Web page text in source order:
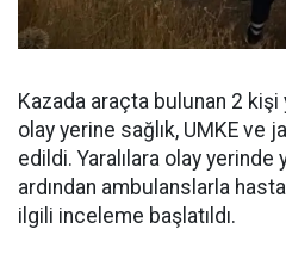
Kazada araçta bulunan 2 kişi
olay yerine sağlık, UMKE ve
edildi. Yaralılara olay yerinde
ardından ambulanslarla
ilgili inceleme başlatıldı.